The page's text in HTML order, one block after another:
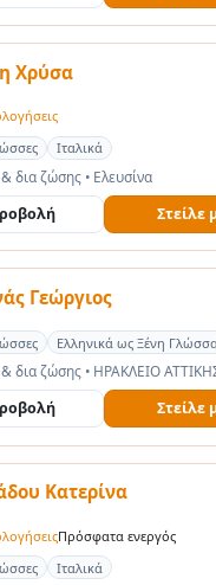
Χρύσα
Ιταλικά
δια ζώσης •Ελευσίνα
Στείλε
Γεώργιος
Ελληνικά ως Ξένη Γλώσσα
δια ζώσης •ΗΡΑΚΛΕΙΟ
Στείλε
Κατερίνα
Πρόσφατα ενεργός
Ιταλικά